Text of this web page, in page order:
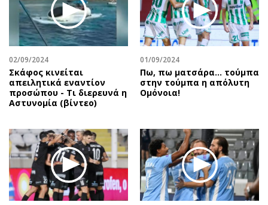
02/09/2024
Σκάφος κινείται
απειλητικά εναντίον
προσώπου - Τι διερευνά η
Αστυνομία (βίντεο)
01/09/2024
Πω, πω ματσάρα... τούμπα
στην τούμπα η απόλυτη
Ομόνοια!